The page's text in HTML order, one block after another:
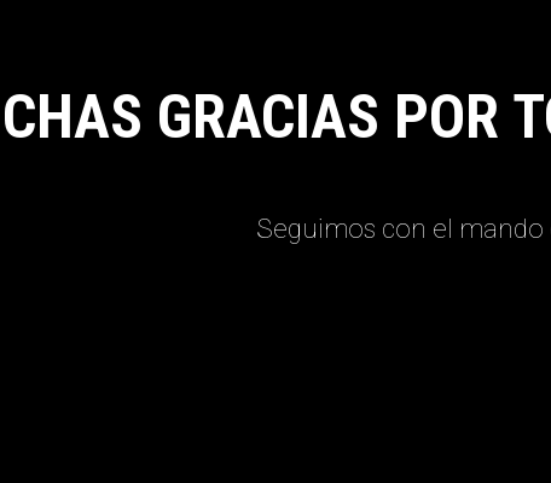
GRACIAS POR
Seguimos con el mando